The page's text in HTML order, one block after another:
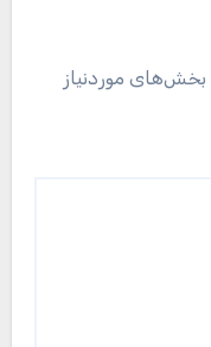
بخش‌های موردنیاز